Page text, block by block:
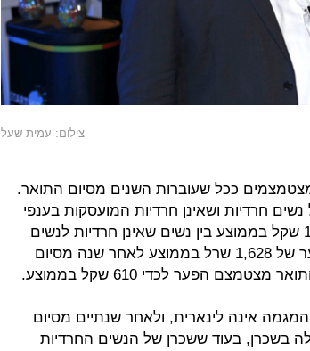
צילום: עמית שעל
ככל שעוברות השנים מסיום התואר.
חרדיות ושאינן חרדיות המועסקות בענפי
ההיטק, עולה כי קיים פער של 1,968 שקל בממוצע בין נשים שאינן חרדיות לנשים
חרדיות מיד לאחר סיום התואר, ופער של 1,628 שרל בממוצע לאחר שנה מסיום
הפער לכדי 610 שקל בממוצע.
אינה לינארית, ולאחר שנתיים מסיום
בשכרן, בעוד ששכרן של הנשים החרדיות